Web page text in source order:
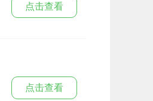
点击查看
点击查看